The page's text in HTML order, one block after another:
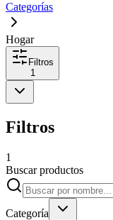
Categorías
Hogar
Filtros
1
Filtros
1
Buscar productos
Categoría